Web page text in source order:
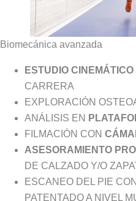
Biomecánica avanzada
ESTUDIO CINEMÁTICO
CARRERA
EXPLORACIÓN
ANÁLISIS EN
FILMACIÓN CON
ASESORAMIENTO
DE CALZADO Y/O
ESCANEO DEL PIE CON
PATENTADO A NIVEL